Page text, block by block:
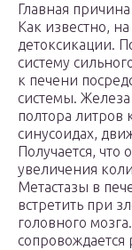
Главная
Как известно,
детоксикации.
систему
к печени
системы.
полтора литров
синусоидах,
Получается, что
увеличения
Метастазы в
встретить при
головного
сопровождается